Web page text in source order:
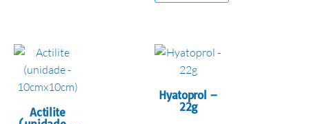
Actilite
Hyatoprol –
22g